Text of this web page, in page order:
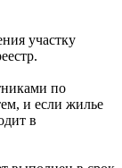
участку
по
и если жилье
в